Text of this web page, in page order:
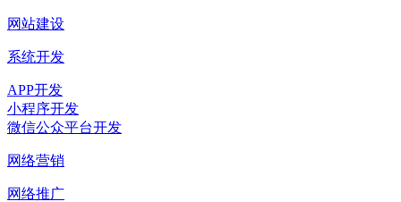
网站建设
系统开发
APP开发
小程序开发
微信公众平台开发
网络营销
网络推广